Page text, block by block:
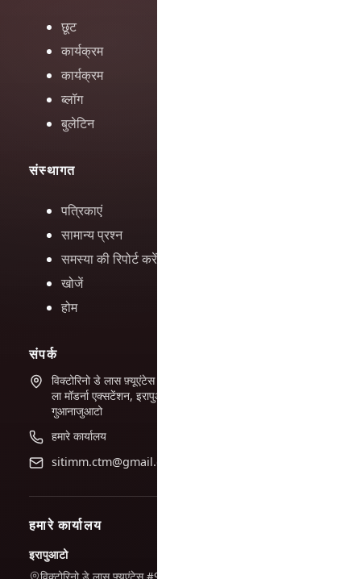
छूट
कार्यक्रम
कार्यक्रम
ब्लॉग
बुलेटिन
संस्थागत
पत्रिकाएं
सामान्य प्रश्न
समस्या की रिपोर्ट करें
खोजें
होम
संपर्क
विक्टोरिनो डे लास फ़्यूएंटेस #944
ला मॉडर्ना एक्सटेंशन, इरापुआटो,
गुआनाजुआटो
हमारे कार्यालय
sitimm.ctm@gmail.com
हमारे कार्यालय
इरापुआटो